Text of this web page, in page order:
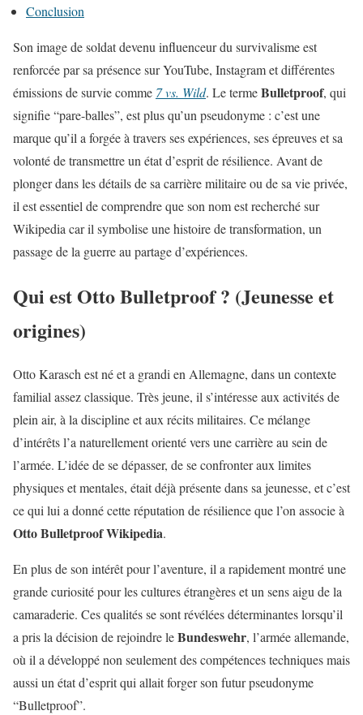
Conclusion
Son image de soldat devenu influenceur du survivalisme est
renforcée par sa présence sur YouTube, Instagram et différentes
émissions de survie comme 7 vs. Wild. Le termeBulletproof, qui
signifie “pare-balles”, est plus qu’un pseudonyme : c’est une
marque qu’il a forgée à travers ses expériences, ses épreuves et sa
volonté de transmettre un état d’esprit de résilience. Avant de
plonger dans les détails de sa carrière militaire ou de sa vie privée,
il est essentiel de comprendre que son nom est recherché sur
Wikipedia car il symbolise une histoire de transformation, un
passage de la guerre au partage d’expériences.
Qui est Otto Bulletproof ? (Jeunesse et
origines)
Otto Karasch est né et a grandi en Allemagne, dans un contexte
familial assez classique. Très jeune, il s’intéresse aux activités de
plein air, à la discipline et aux récits militaires. Ce mélange
d’intérêts l’a naturellement orienté vers une carrière au sein de
l’armée. L’idée de se dépasser, de se confronter aux limites
physiques et mentales, était déjà présente dans sa jeunesse, et c’est
ce qui lui a donné cette réputation de résilience que l’on associe à
Otto Bulletproof Wikipedia.
En plus de son intérêt pour l’aventure, il a rapidement montré une
grande curiosité pour les cultures étrangères et un sens aigu de la
camaraderie. Ces qualités se sont révélées déterminantes lorsqu’il
a pris la décision de rejoindre leBundeswehr, l’armée allemande,
où il a développé non seulement des compétences techniques mais
aussi un état d’esprit qui allait forger son futur pseudonyme
“Bulletproof”.